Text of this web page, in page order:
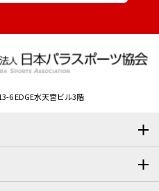
6 EDGE水天宮ビル3階